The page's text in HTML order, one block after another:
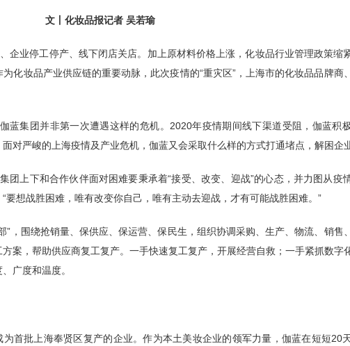
文丨化妆品报记者 吴若瑜
企业停工停产、线下闭店关店。加上原材料价格上涨，化妆品行业管理政策缩
化妆品产业供应链的重要动脉，此次疫情的“重灾区”，上海市的化妆品品牌商
蓝集团并非第一次遭遇这样的危机。2020年疫情期间线下渠道受阻，伽蓝积
对严峻的上海疫情及产业危机，伽蓝又会采取什么样的方式打通堵点，解困企
团上下和合作伙伴面对困难要秉承着“接受、改变、迎战”的心态，并力图从疫
想战胜困难，唯有改变你自己，唯有主动去迎战，才有可能战胜困难。”
”，围绕抢销量、保供应、保运营、保民生，组织协调采购、生产、物流、销售
案，帮助供应商复工复产。一手快速复工复产，开展经营自救；一手紧抓数字
广度和温度。
首批上海奉贤区复产的企业。作为本土美妆企业的领军力量，伽蓝在短短20